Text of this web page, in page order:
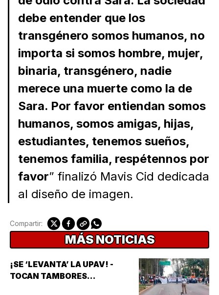
debe entender que los
transgénero somos humanos, no
importa si somos hombre, mujer,
binaria, transgénero, nadie
merece una muerte como la de
Sara. Por favor entiendan somos
humanos, somos amigas, hijas,
estudiantes, tenemos sueños,
tenemos familia, respétennos por
favor” finalizó Mavis Cid dedicada
al diseño de imagen.
Compartir:
MÁS NOTICIAS
¡SE ‘LEVANTA’ LA UPAV! -
TOCAN TAMBORES...